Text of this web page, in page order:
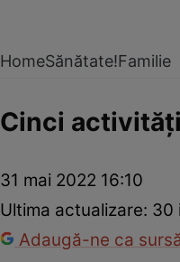
HomeSănătate!Familie
Cinci
31 mai 2022 16:10
Ultima actualizare: 30
Adaugă-ne ca